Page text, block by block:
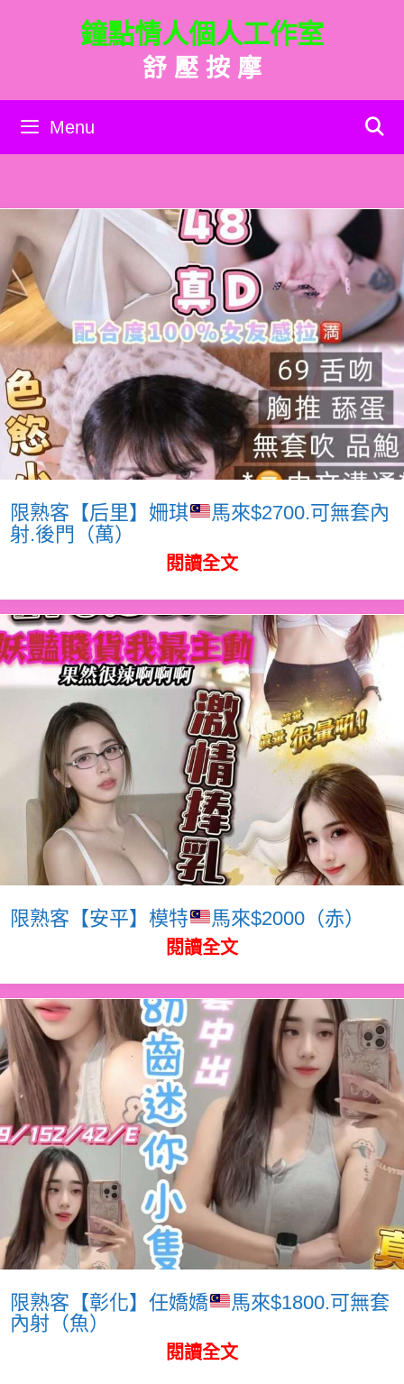
內
鐘點情人個人工作室
舒 壓 按 摩
Menu
限熟客【后里】姍琪
馬來$2700.可無套內
射.後門（萬）
閱讀全文
限熟客【安平】模特 馬來$2000（赤）
閱讀全文
限熟客【彰化】任嬌嬌
馬來$1800.可無套
內射（魚）
閱讀全文